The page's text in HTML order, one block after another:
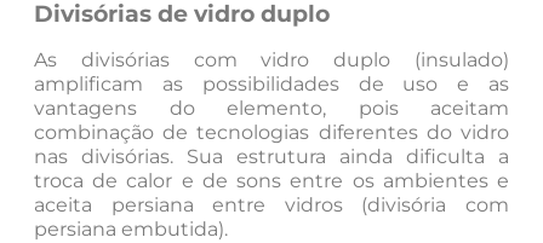
Divisórias de vidro duplo
As divisórias com vidro duplo (insulado)
amplificam as possibilidades de uso e as
vantagens do elemento, pois aceitam
combinação de tecnologias diferentes do vidro
nas divisórias. Sua estrutura ainda dificulta a
troca de calor e de sons entre os ambientes e
aceita persiana entre vidros (divisória com
persiana embutida).